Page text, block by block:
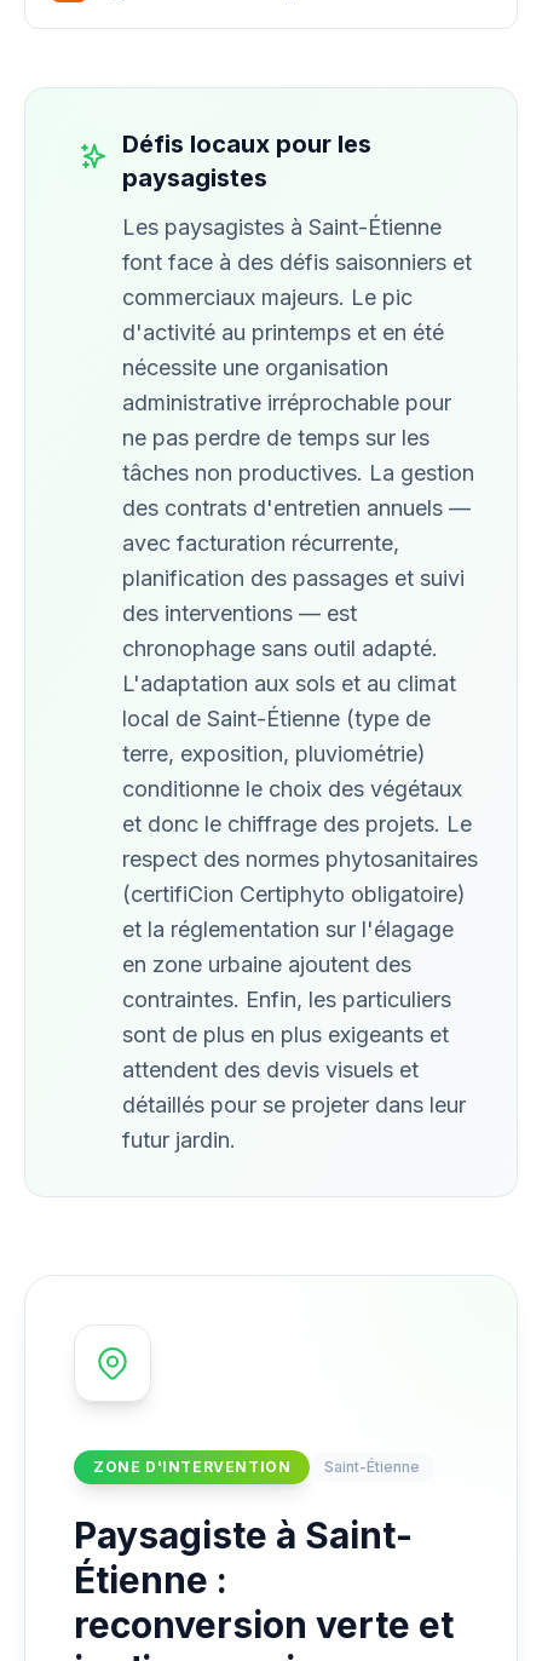
Défis locaux pour les
paysagistes
Les paysagistes à Saint-Étienne
font face à des défis saisonniers et
commerciaux majeurs. Le pic
d'activité au printemps et en été
nécessite une organisation
administrative irréprochable pour
ne pas perdre de temps sur les
tâches non productives. La gestion
des contrats d'entretien annuels —
avec facturation récurrente,
planification des passages et suivi
des interventions — est
chronophage sans outil adapté.
L'adaptation aux sols et au climat
local de Saint-Étienne (type de
terre, exposition, pluviométrie)
conditionne le choix des végétaux
et donc le chiffrage des projets. Le
respect des normes phytosanitaires
(certifiCion Certiphyto obligatoire)
et la réglementation sur l'élagage
en zone urbaine ajoutent des
contraintes. Enfin, les particuliers
sont de plus en plus exigeants et
attendent des devis visuels et
détaillés pour se projeter dans leur
futur jardin.
ZONE D'INTERVENTION Saint-Étienne
Paysagiste à Saint-
Étienne :
reconversion verte et